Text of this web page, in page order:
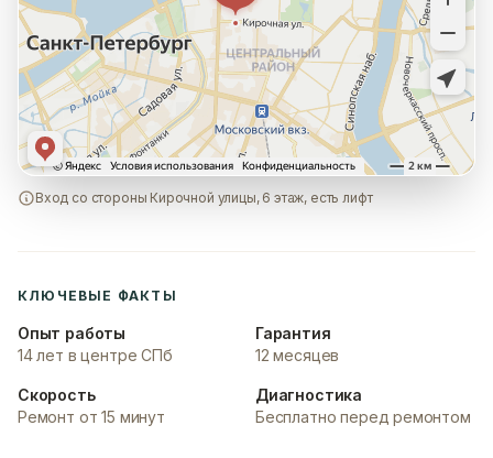
Вход со стороны Кирочной улицы, 6 этаж, есть лифт
КЛЮЧЕВЫЕ ФАКТЫ
Опыт работы
14 лет в центре СПб
Гарантия
12 месяцев
Скорость
Ремонт от 15 минут
Диагностика
Бесплатно перед ремонтом